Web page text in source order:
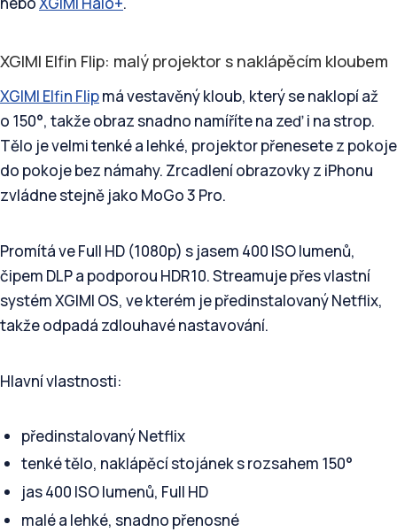
XGIMI Elfin Flip: malý projektor s naklápěcím kloubem
XGIMI Elfin Flipmá vestavěný kloub, který se naklopí až
o 150°, takže obraz snadno namíříte na zeď i na strop.
Tělo je velmi tenké a lehké, projektor přenesete z pokoje
do pokoje bez námahy. Zrcadlení obrazovky z iPhonu
zvládne stejně jako MoGo 3 Pro.
Promítá ve Full HD (1080p) s jasem 400 ISO lumenů,
čipem DLP a podporou HDR10. Streamuje přes vlastní
systém XGIMI OS, ve kterém je předinstalovaný Netflix,
takže odpadá zdlouhavé nastavování.
Hlavní vlastnosti:
předinstalovaný Netflix
tenké tělo, naklápěcí stojánek s rozsahem 150°
jas 400 ISO lumenů, Full HD
malé a lehké, snadno přenosné